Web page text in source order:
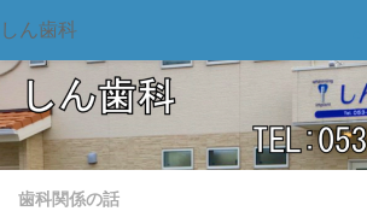
しん歯科
歯科関係の話